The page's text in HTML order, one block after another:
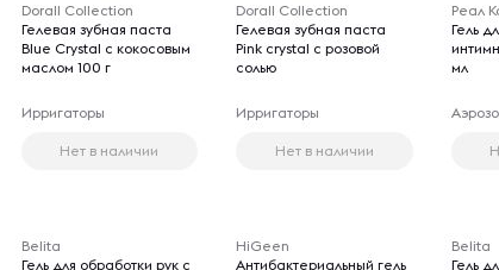
Dorall Collection
Гелевая зубная паста
Blue Crystal с кокосовым
маслом 100 г
Ирригаторы
Нет в наличии
Dorall Collection
Гелевая зубная паста
Pink crystal с розовой
солью
Ирригаторы
Нет в наличии
Реал
Гель
мл
Belita
Гель для обработки рук с
HiGeen
Aнтибактериальный гель
Belita
Гель